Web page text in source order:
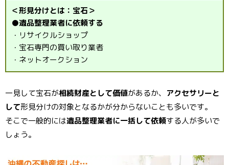
＜形見分けとは：宝石＞
●遺品整理業者に依頼する
・リサイクルショップ
・宝石専門の買い取り業者
・ネットオークション
一見して宝石が相続財産として価値があるか、 アクセサリーと
して形見分けの対象となるかが分からないことも多いです。
そこで一般的には遺品整理業者に一括して依頼する人が多いで
しょう。